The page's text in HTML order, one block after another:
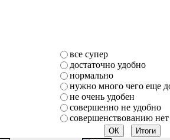
все супер
достаточно удобно
нормально
нужно много чего еще
не очень удобен
совершенно не удобно
совершенствованию